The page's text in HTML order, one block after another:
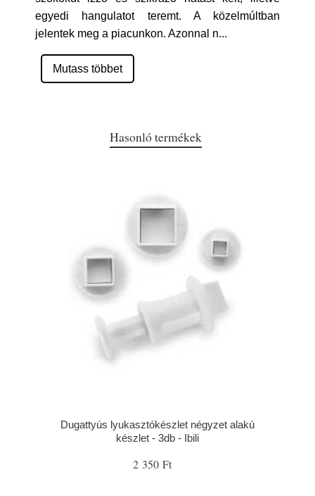
egyedi hangulatot teremt. A közelmúltban
jelentek meg a piacunkon. Azonnal n...
Mutass többet
Hasonló termékek
Dugattyús lyukasztókészlet négyzet alakú
készlet - 3db - Ibili
2 350 Ft